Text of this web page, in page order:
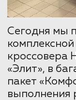
Сегодня мы
кроссовера
«Элит», в
пакет
выполнения